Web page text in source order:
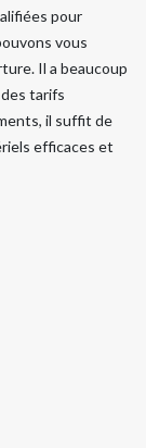
pour
vous
Il a beaucoup
tarifs
il suffit de
efficaces et